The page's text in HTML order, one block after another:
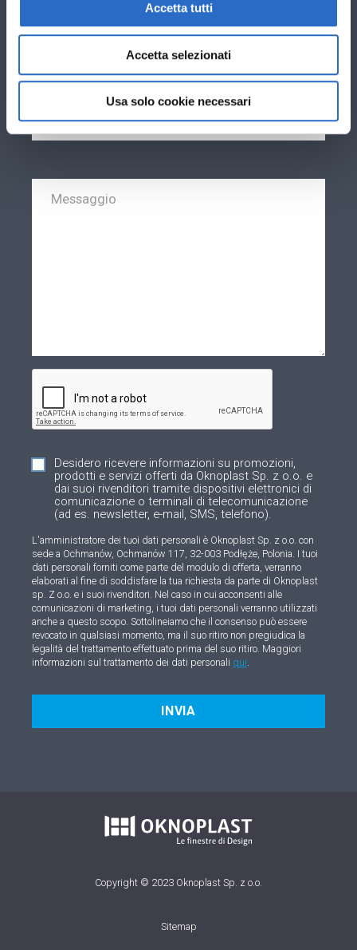
Accetta tutti
Accetta selezionati
Usa solo cookie necessari
Desidero ricevere informazioni su promozioni,
prodotti e servizi offerti da Oknoplast Sp. z o.o. e
dai suoi rivenditori tramite dispositivi elettronici di
comunicazione o terminali di telecomunicazione
(ad es. newsletter, e-mail, SMS, telefono).
L'amministratore dei tuoi dati personali è Oknoplast Sp. z o.o. con
sede a Ochmanów, Ochmanów 117, 32-003 Podłęże, Polonia. I tuoi
dati personali forniti come parte del modulo di offerta, verranno
elaborati al fine di soddisfare la tua richiesta da parte di Oknoplast
sp. Z o.o. e i suoi rivenditori. Nel caso in cui acconsenti alle
comunicazioni di marketing, i tuoi dati personali verranno utilizzati
anche a questo scopo. Sottolineiamo che il consenso può essere
revocato in qualsiasi momento, ma il suo ritiro non pregiudica la
legalità del trattamento effettuato prima del suo ritiro. Maggiori
informazioni sul trattamento dei dati personali qui.
INVIA
Copyright © 2023 Oknoplast Sp. z o.o.
Sitemap